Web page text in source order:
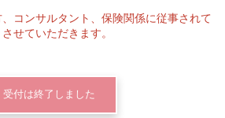
コンサルタント、保険関係に従事されて
せていただきます。
受付は終了しました